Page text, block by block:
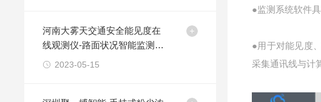
河南大雾天交通安全能见度在
线观测仪-路面状况智能监测系
统
2023-05-15
●监测系统软件
●用于对能见度
采集通讯线与计